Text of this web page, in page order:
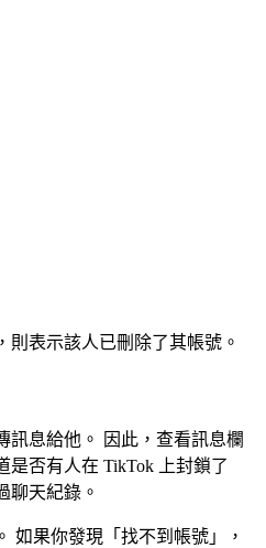
表示該人已刪除了其帳號。
訊息給他。 因此，查看訊息欄
是否有人在 TikTok 上封鎖了
聊天紀錄。
如果你發現「找不到帳號」，